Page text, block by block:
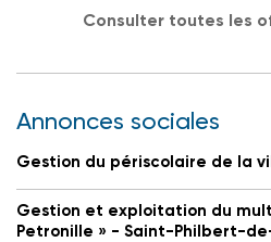
Consulter toutes les
Annonces sociales
Gestion du périscolaire de la
Gestion et exploitation du
Petronille » - Saint-Philbert-